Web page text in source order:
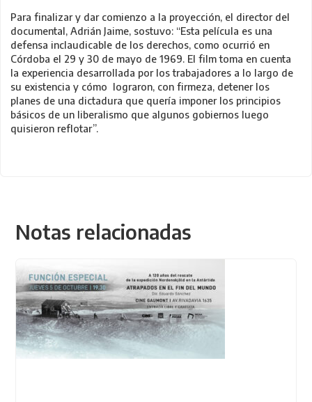
Para finalizar y dar comienzo a la proyección, el director del
documental, Adrián Jaime, sostuvo: “Esta película es una
defensa inclaudicable de los derechos, como ocurrió en
Córdoba el 29 y 30 de mayo de 1969. El film toma en cuenta
la experiencia desarrollada por los trabajadores a lo largo de
su existencia y cómo lograron, con firmeza, detener los
planes de una dictadura que quería imponer los principios
básicos de un liberalismo que algunos gobiernos luego
quisieron reflotar”.
Notas relacionadas